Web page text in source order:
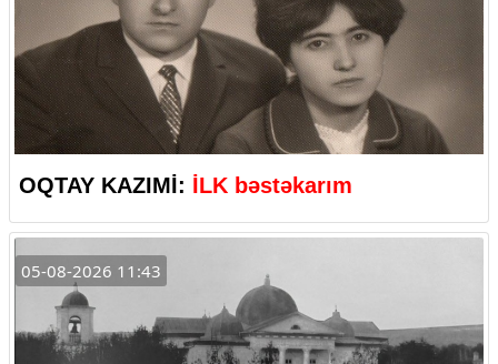
OQTAY KAZIMİ: İLK bəstəkarım
05-08-2026 11:43